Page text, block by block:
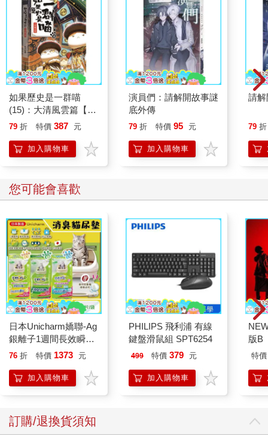
如果歷史是一群喵
(15)：大清風雲篇【萌
貓漫畫學歷史】
79 折 特價 387 元
加入購物車
演員們：請解開故事謎
底外傳
79 折 特價 95 元
加入購物車
請解
79 折
您可能會喜歡
日本Unicharm嬌聯-Ag
銀離子1週間長效瞬吸
乾爽寵物消臭大師貓尿
防滲漏貓尿布/可觀察
尿色貓潔墊補充包/本
76 折 特價 1373 元
加入購物車
PHILIPS 飛利浦 有線
鍵盤滑鼠組 SPT6254
499 特價 379 元
加入購物車
版B
特價
訂購/退換貨須知